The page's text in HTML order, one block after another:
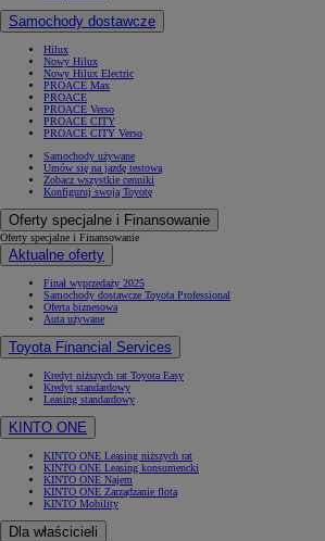
Samochody dostawcze
Hilux
Nowy Hilux
Nowy Hilux Electric
PROACE Max
PROACE
PROACE Verso
PROACE CITY
PROACE CITY Verso
Samochody używane
Umów się na jazdę testową
Zobacz wszystkie cenniki
Konfiguruj swoją Toyotę
Oferty specjalne i Finansowanie
Oferty specjalne i Finansowanie
Aktualne oferty
Finał wyprzedaży 2025
Samochody dostawcze Toyota Professional
Oferta biznesowa
Auta używane
Toyota Financial Services
Kredyt niższych rat Toyota Easy
Kredyt standardowy
Leasing standardowy
KINTO ONE
KINTO ONE Leasing niższych rat
KINTO ONE Leasing konsumencki
KINTO ONE Najem
KINTO ONE Zarządzanie flotą
KINTO Mobility
Dla właścicieli